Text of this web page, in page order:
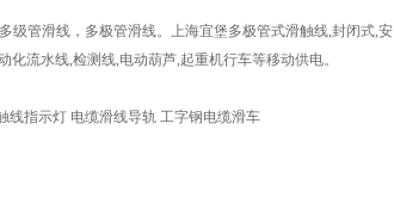
级管滑线，多极管滑线。上海宜堡多极管式滑触线,封闭式,安
流水线,检测线,电动葫芦,起重机行车等移动供电。
线指示灯 电缆滑线导轨 工字钢电缆滑车